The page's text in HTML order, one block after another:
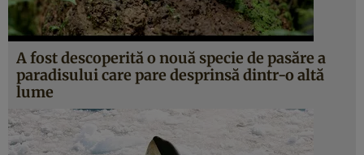
A fost descoperită o nouă specie de pasăre a
paradisului care pare desprinsă dintr-o altă
lume